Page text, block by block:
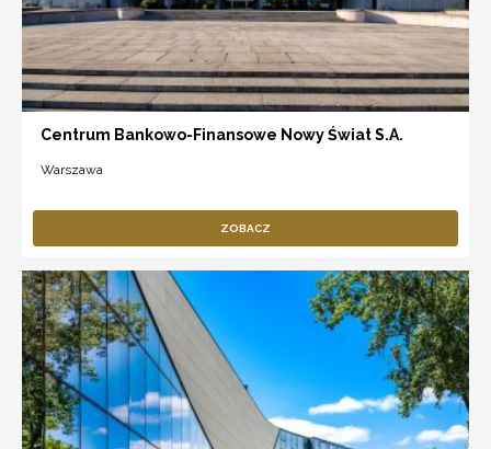
Centrum Bankowo-Finansowe Nowy Świat S.A.
Warszawa
ZOBACZ